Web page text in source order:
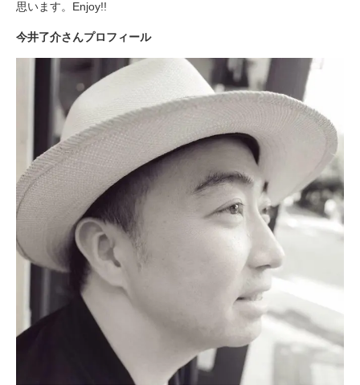
思います。Enjoy!!
今井了介さんプロフィール